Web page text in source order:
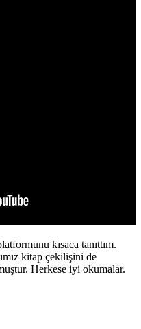
kısaca tanıttım.
kitap çekilişini de
Herkese iyi okumalar.